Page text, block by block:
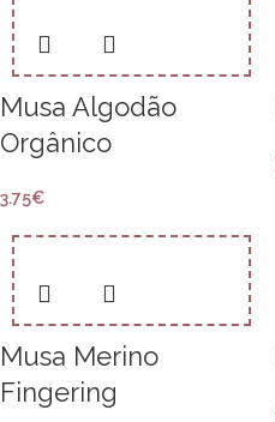
Musa Algodão
Orgânico
3.75€
Musa Merino
Fingering